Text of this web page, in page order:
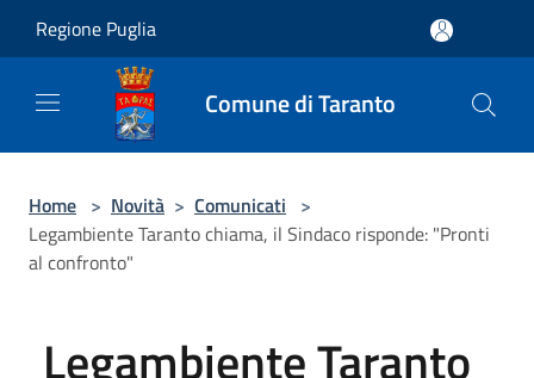
Regione Puglia
Comune di Taranto
Home > Novità > Comunicati >
Legambiente Taranto chiama, il Sindaco risponde: "Pronti
al confronto"
Legambiente Taranto